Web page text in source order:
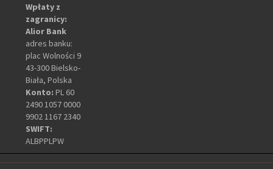
Wpłaty z
zagranicy:
Alior Bank
adres banku:
plac Wolności 9
43-300 Bielsko-
Biała, Polska
Konto: PL 60
2490 1057 0000
9902 1167 2340
SWIFT:
ALBPPLPW